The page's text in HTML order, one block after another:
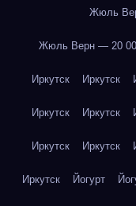
Жюль
Жюль Верн — 20
Иркутск Иркутск
Иркутск Иркутск
Иркутск Иркутск
Иркутск Йогурт